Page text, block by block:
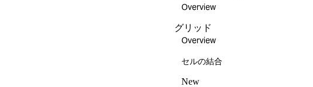
Overview
グリッド
Overview
セルの結合
New